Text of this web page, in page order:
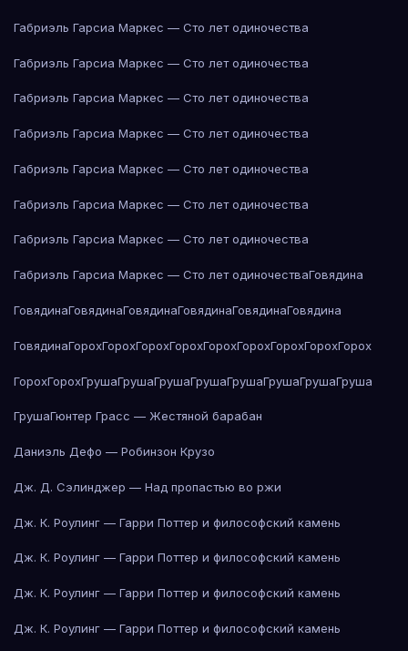
Габриэль Гарсиа Маркес — Сто лет одиночества
Габриэль Гарсиа Маркес — Сто лет одиночества
Габриэль Гарсиа Маркес — Сто лет одиночества
Габриэль Гарсиа Маркес — Сто лет одиночества
Габриэль Гарсиа Маркес — Сто лет одиночества
Габриэль Гарсиа Маркес — Сто лет одиночества
Габриэль Гарсиа Маркес — Сто лет одиночества
Габриэль Гарсиа Маркес — Сто лет одиночестваГовядина
ГовядинаГовядинаГовядинаГовядинаГовядинаГовядина
ГовядинаГорохГорохГорохГорохГорохГорохГорохГорохГорох
ГорохГорохГрушаГрушаГрушаГрушаГрушаГрушаГрушаГруша
ГрушаГюнтер Грасс — Жестяной барабан
Даниэль Дефо — Робинзон Крузо
Дж. Д. Сэлинджер — Над пропастью во ржи
Дж. К. Роулинг — Гарри Поттер и философский камень
Дж. К. Роулинг — Гарри Поттер и философский камень
Дж. К. Роулинг — Гарри Поттер и философский камень
Дж. К. Роулинг — Гарри Поттер и философский камень